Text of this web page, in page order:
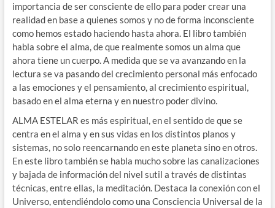
importancia de ser consciente de ello para poder crear una
realidad en base a quienes somos y no de forma inconsciente
como hemos estado haciendo hasta ahora. El libro también
habla sobre el alma, de que realmente somos un alma que
ahora tiene un cuerpo. A medida que se va avanzando en la
lectura se va pasando del crecimiento personal más enfocado
a las emociones y el pensamiento, al crecimiento espiritual,
basado en el alma eterna y en nuestro poder divino.
ALMA ESTELAR es más espiritual, en el sentido de que se
centra en el alma y en sus vidas en los distintos planos y
sistemas, no solo reencarnando en este planeta sino en otros.
En este libro también se habla mucho sobre las canalizaciones
y bajada de información del nivel sutil a través de distintas
técnicas, entre ellas, la meditación. Destaca la conexión con el
Universo, entendiéndolo como una Consciencia Universal de la